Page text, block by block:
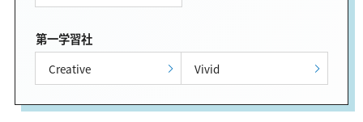
第一学習社
Creative Vivid